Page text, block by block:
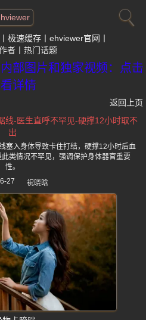
极速缓存
ehviewer官网
者 热门话题
部图片和独家视频：点击
详情
返回上页
线-医生直呼不罕见-硬撑12小时取不
出
塞入身体导致卡住打结，硬撑12小时后血
类情况不罕见，强调保护身体器官重要
性。
27
祝晓晗